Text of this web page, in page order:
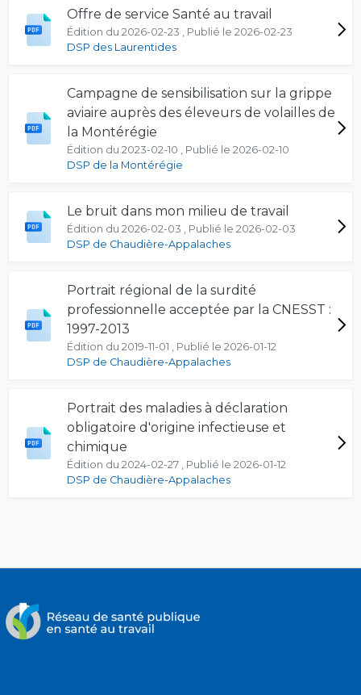
Offre de service Santé au travail
Édition du 2026-02-23 , Publié le 2026-02-23
DSP des Laurentides
Campagne de sensibilisation sur la grippe
aviaire auprès des éleveurs de volailles de
la Montérégie
Édition du 2023-02-10 , Publié le 2026-02-10
DSP de la Montérégie
Le bruit dans mon milieu de travail
Édition du 2026-02-03 , Publié le 2026-02-03
DSP de Chaudière-Appalaches
Portrait régional de la surdité
professionnelle acceptée par la CNESST :
1997-2013
Édition du 2019-11-01 , Publié le 2026-01-12
DSP de Chaudière-Appalaches
Portrait des maladies à déclaration
obligatoire d'origine infectieuse et
chimique
Édition du 2024-02-27 , Publié le 2026-01-12
DSP de Chaudière-Appalaches